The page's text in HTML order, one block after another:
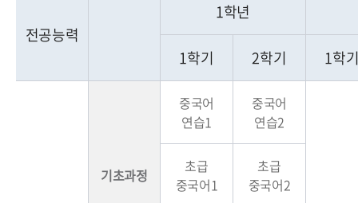
전공능력
1학년
1학기 2학기 1학
기초과정
중국어
연습1
중국어
연습2
초급
중국어1
초급
중국어2